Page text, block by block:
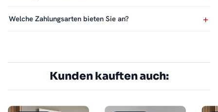
Welche Zahlungsarten bieten Sie an?
Kunden kauften auch: